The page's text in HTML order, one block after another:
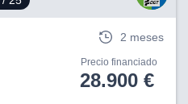
2 meses
Precio financiado
28.900 €